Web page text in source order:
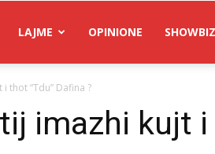
LAJME OPINIONE SHOWBIZ
thot “Tdu” Dafina ?
imazhi kujt i